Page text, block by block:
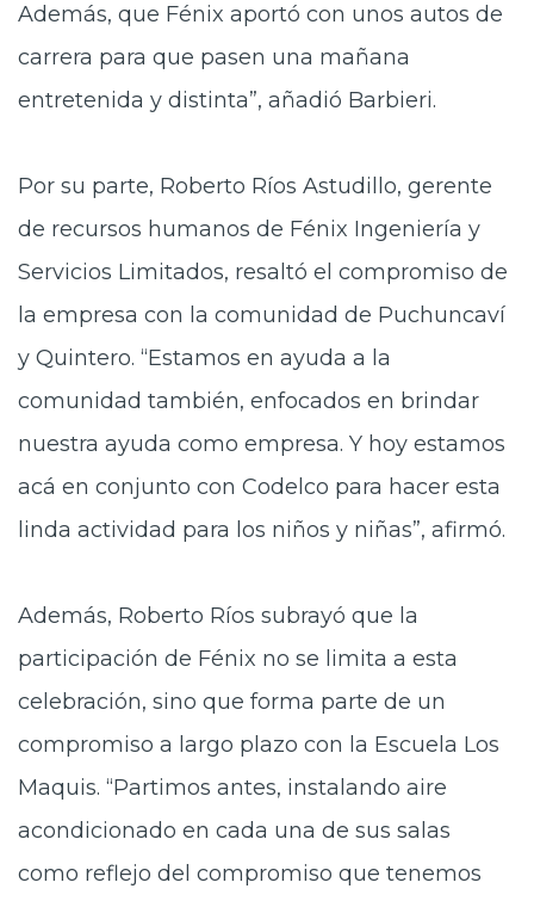
Además, que Fénix aportó con unos autos de
carrera para que pasen una mañana
entretenida y distinta”, añadió Barbieri.
Por su parte, Roberto Ríos Astudillo, gerente
de recursos humanos de Fénix Ingeniería y
Servicios Limitados, resaltó el compromiso de
la empresa con la comunidad de Puchuncaví
y Quintero. “Estamos en ayuda a la
comunidad también, enfocados en brindar
nuestra ayuda como empresa. Y hoy estamos
acá en conjunto con Codelco para hacer esta
linda actividad para los niños y niñas”, afirmó.
Además, Roberto Ríos subrayó que la
participación de Fénix no se limita a esta
celebración, sino que forma parte de un
compromiso a largo plazo con la Escuela Los
Maquis. “Partimos antes, instalando aire
acondicionado en cada una de sus salas
como reflejo del compromiso que tenemos